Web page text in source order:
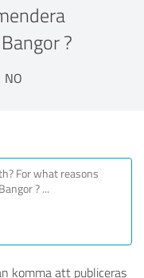
?
NO
komma att publiceras